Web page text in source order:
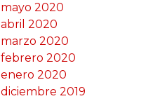
mayo 2020
abril 2020
marzo 2020
febrero 2020
enero 2020
diciembre 2019